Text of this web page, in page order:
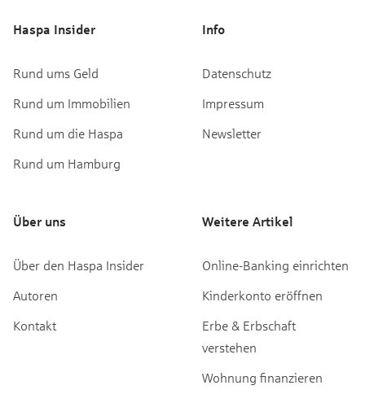
Haspa Insider
Rund ums Geld
Rund um Immobilien
Rund um die Haspa
Rund um Hamburg
Info
Datenschutz
Impressum
Newsletter
Über uns
Über den Haspa Insider
Autoren
Kontakt
Weitere Artikel
Online-Banking einrichten
Kinderkonto eröffnen
Erbe & Erbschaft
verstehen
Wohnung finanzieren